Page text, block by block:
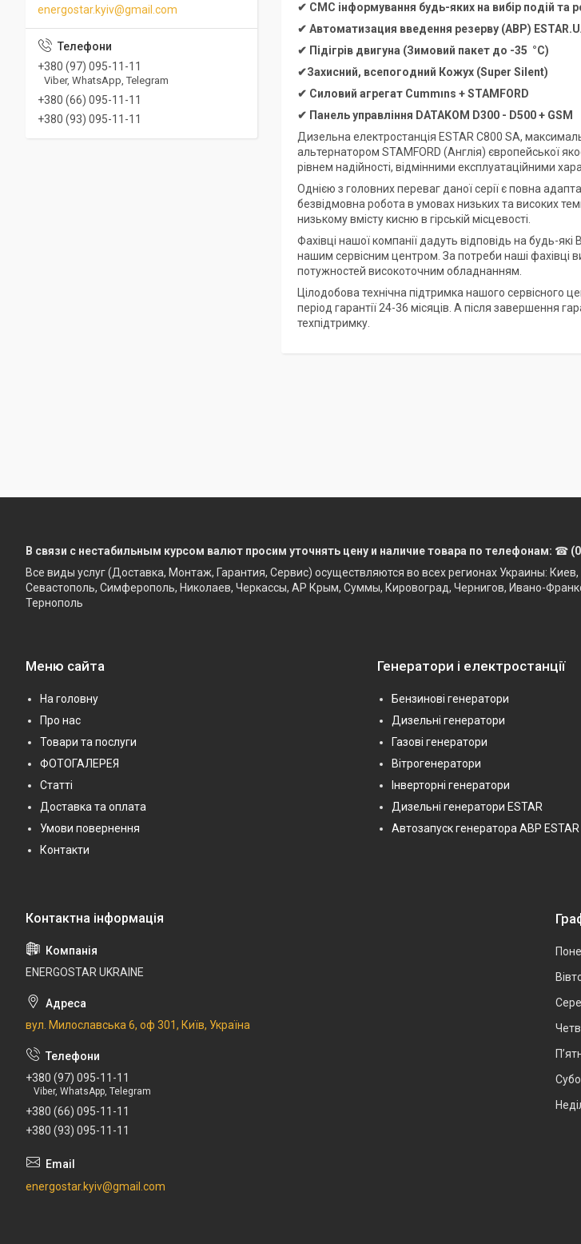
✔ СМС інформування будь-яких на вибір подій та
✔ Автоматизация введення резерву (АВР)
✔ Підігрів двигуна (Зимовий пакет до -35 °C)
✔Захисний, всепогодний Кожух (Super Silent)
✔ Силовий агрегат Cummıns + STAMFORD
✔ Панель управління DATAKOM D300 - D500 + GSM
Дизельна електростанція ESTAR C800 SA,
альтернатором STAMFORD (Англія) європейської
рівнем надійності, відмінними експлуатаційними
Однією з головних переваг даної серії є повна
безвідмовна робота в умовах низьких та високих
низькому вмісту кисню в гірській місцевості.
Фахівці нашої компанії дадуть відповідь на будь-
нашим сервісним центром. За потреби наші фахівці
потужностей високоточним обладнанням.
Цілодобова технічна підтримка нашого сервісного
період гарантії 24-36 місяців. А після завершення
техпідтримку.
energostar.kyiv@gmail.com
+380 (97) 095-11-11
Viber, WhatsApp, Telegram
+380 (66) 095-11-11
+380 (93) 095-11-11
В связи с нестабильным курсом валют просим уточнять цену и наличие товара по телефонам: ☎
Все виды услуг (Доставка, Монтаж, Гарантия, Сервис) осуществляются во всех регионах Украины:
Севастополь, Симферополь, Николаев, Черкассы, АР Крым, Суммы, Кировоград, Чернигов, Ивано-
Тернополь
Меню сайта
На головну
Про нас
Товари та послуги
ФОТОГАЛЕРЕЯ
Статті
Доставка та оплата
Умови повернення
Контакти
Генератори і електростанції
Бензинові генератори
Дизельні генератори
Газові генератори
Вітрогенератори
Інверторні генератори
Дизельні генератори ESTAR
Автозапуск генератора АВР ESTAR
ENERGOSTAR UKRAINE
вул. Милославська 6, оф 301, Київ, Україна
+380 (97) 095-11-11
Viber, WhatsApp, Telegram
+380 (66) 095-11-11
+380 (93) 095-11-11
energostar.kyiv@gmail.com